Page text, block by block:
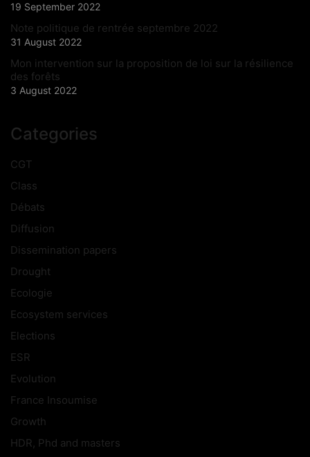
19 September 2022
Note politique de rentrée septembre 2022
31 August 2022
Mon intervention sur la proposition de loi sur la résilience
des forêts
3 August 2022
Categories
CGT
Class
Débats
Diffusion
Dissemination papers
Drought
Ecologie
Ecosystem services
Elections
ESR
Evolution
France Insoumise
Growth
HDR, Phd and masters